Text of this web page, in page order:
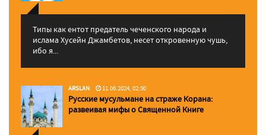
Типы как ентот предатель чеченского народа и
ислама Хусейн Джамбетов, несет откровенную чушь,
ибо я...
ARSLAN 11.06.2024, 02:50
Русские мусульмане на страже Корана:
pазвеивая мифы о Священной Книге